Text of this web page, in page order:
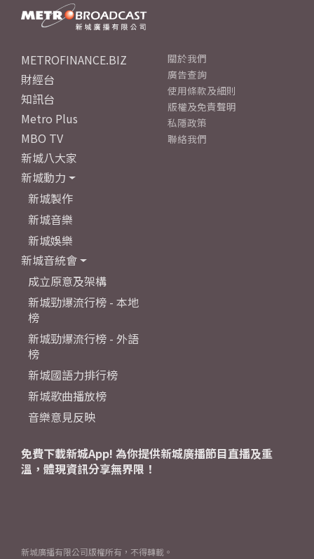
METROFINANCE.BIZ
財經台
知訊台
Metro Plus
MBO TV
新城八大家
新城動力
新城製作
新城音樂
新城娛樂
新城音統會
成立原意及架構
新城勁爆流行榜 - 本地
榜
新城勁爆流行榜 - 外語
榜
新城國語力排行榜
新城歌曲播放榜
音樂意見反映
關於我們
廣告查詢
使用條款及細則
版權及免責聲明
私隱政策
聯絡我們
免費下載新城App! 為你提供新城廣播節目直播及重
溫，體現資訊分享無界限！
新城廣播有限公司版權所有，不得轉載。